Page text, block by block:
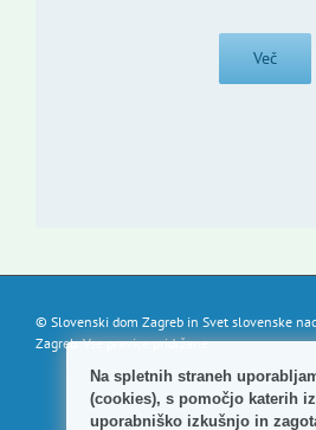
Več
© Slovenski dom Zagreb in Svet slovenske
Zagreb. Vse pravice pridržane.
Na spletnih straneh
(cookies), s pomočjo katerih
uporabniško izkušnjo in